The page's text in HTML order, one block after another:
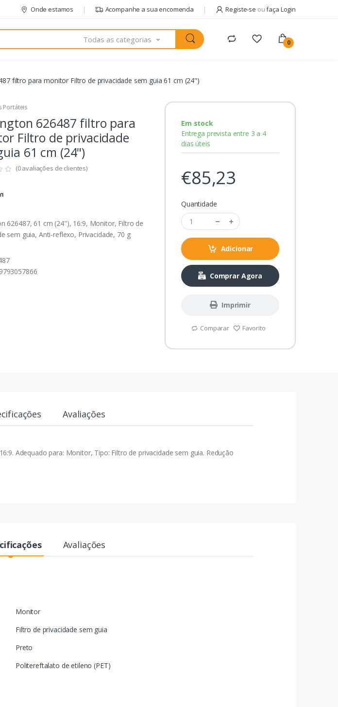
Onde estamos Acompanhe a sua encomenda Registe-se oufaça Login
Todas as categorias 0
filtro para monitor Filtro de privacidade sem guia 61 cm (24")
Portáteis
626487 filtro para
Filtro de privacidade
61 cm (24")
(0 avaliações de clientes)
626487, 61 cm (24"), 16:9, Monitor, Filtro de
sem guia, Anti-reflexo, Privacidade, 70 g
Em stock
Entrega prevista entre 3 a 4
dias úteis
€85,23
Quantidade
Adicionar
Comprar Agora
Imprimir
Comparar Favorito
Avaliações
Adequado para: Monitor, Tipo: Filtro de privacidade sem guia. Redução
Avaliações
Monitor
Filtro de privacidade sem guia
Preto
Politereftalato de etileno (PET)